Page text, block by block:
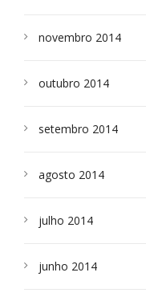
novembro 2014
outubro 2014
setembro 2014
agosto 2014
julho 2014
junho 2014